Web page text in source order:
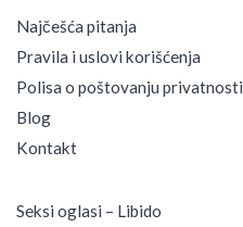
Najčešća pitanja
Pravila i uslovi korišćenja
Polisa o poštovanju privatnosti
Blog
Kontakt
Seksi oglasi – Libido